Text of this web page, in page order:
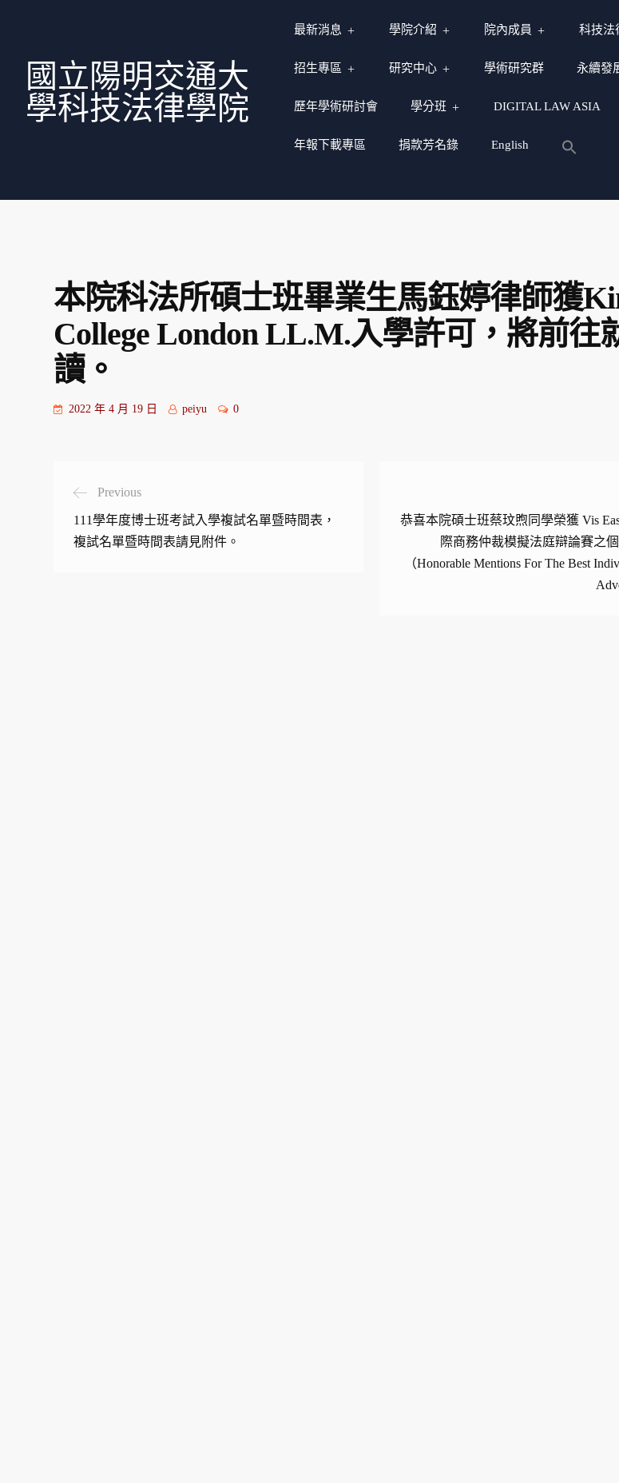
國立陽明交通大
學科技法律學院
最新消息 學院介紹 院內成員 科技法
招生專區 研究中心 學術研究群 永續發
歷年學術研討會 學分班 DIGITAL LAW ASIA
年報下載專區 捐款芳名錄 English
本院科法所碩士班畢業生馬鈺婷律師獲
College London LL.M.入學許可，將前往
讀。
2022 年 4 月 19 日 peiyu 0
Previous
111學年度博士班考試入學複試名單暨時間表，
複試名單暨時間表請見附件。
恭喜本院碩士班蔡玟煦同學榮獲 Vis
際商務仲裁模擬法庭辯論賽之
（Honorable Mentions For The Best